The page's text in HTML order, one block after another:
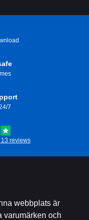
7
reviews
webbplats är
varumärken och